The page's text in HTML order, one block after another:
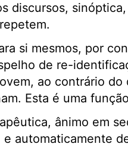
discursos,
si mesmos, por
de re-
ao contrário
Esta é uma
ânimo em
e automaticamente